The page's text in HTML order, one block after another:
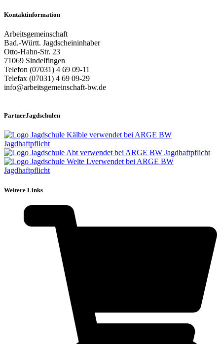
Kontaktinformation
Arbeitsgemeinschaft
Bad.-Württ. Jagdscheininhaber
Otto-Hahn-Str. 23
71069 Sindelfingen
Telefon (07031) 4 69 09-11
Telefax (07031) 4 69 09-29
info@arbeitsgemeinschaft-bw.de
PartnerJagdschulen
Weitere Links